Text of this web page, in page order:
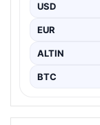
irtibat
olarak…
USD
EUR
ALTIN
BTC